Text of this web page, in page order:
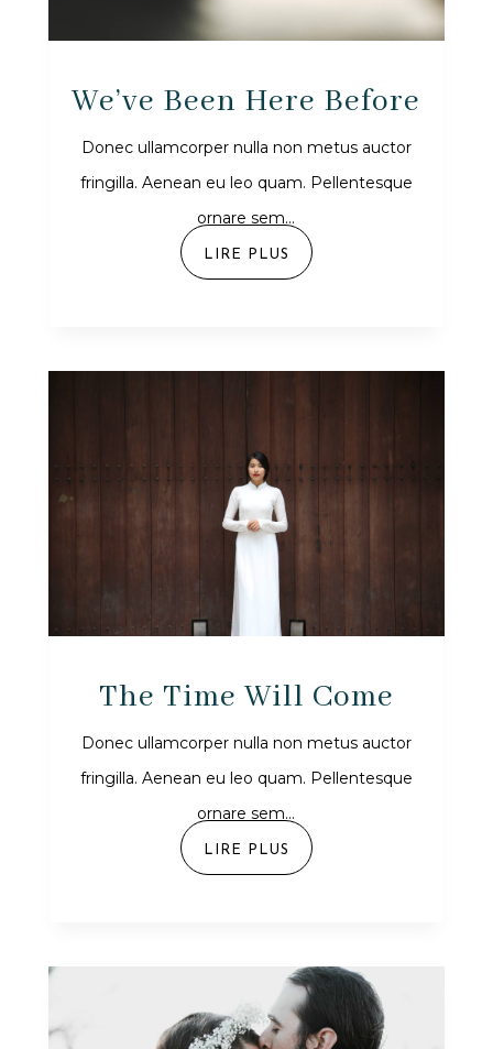
We’ve Been Here Before
Donec ullamcorper nulla non metus auctor
fringilla. Aenean eu leo quam. Pellentesque
ornare sem...
LIRE PLUS
The Time Will Come
Donec ullamcorper nulla non metus auctor
fringilla. Aenean eu leo quam. Pellentesque
ornare sem...
LIRE PLUS